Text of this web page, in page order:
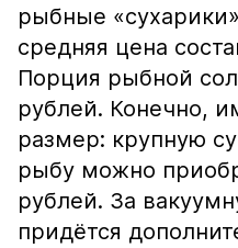
рыбные
средняя цена
Порция рыбной
рублей. Конечно,
размер: крупную
рыбу можно
рублей. За
придётся